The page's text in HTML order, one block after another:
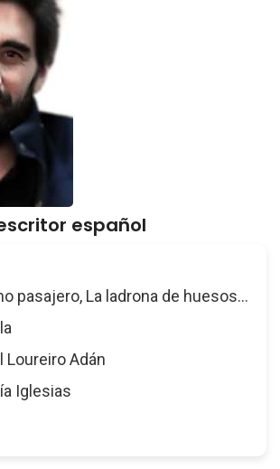
español
pasajero, La ladrona de huesos...
Loureiro Adán
Iglesias